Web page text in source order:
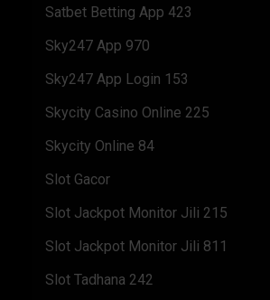
Satbet Betting App 423
Sky247 App 970
Sky247 App Login 153
Skycity Casino Online 225
Skycity Online 84
Slot Gacor
Slot Jackpot Monitor Jili 215
Slot Jackpot Monitor Jili 811
Slot Tadhana 242